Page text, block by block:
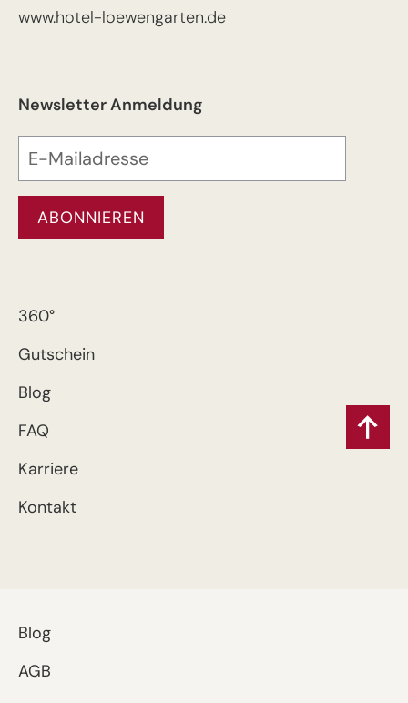
www.hotel-loewengarten.de
Newsletter Anmeldung
360°
Gutschein
Blog
FAQ
Karriere
Kontakt
Blog
AGB